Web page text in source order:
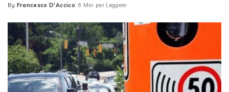
Posted
By Francesco D'Accico 6 Min per Leggere